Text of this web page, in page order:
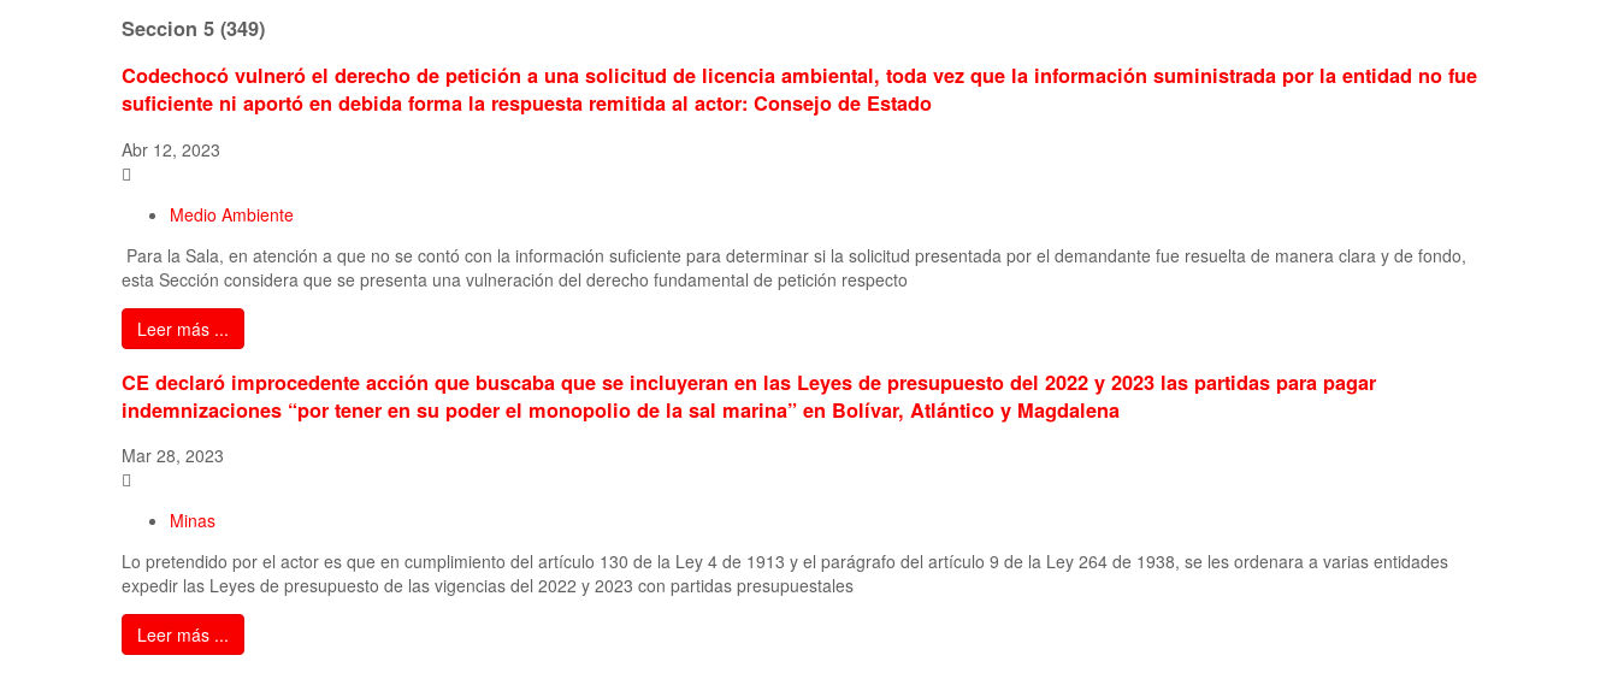
Seccion 5 (349)
Codechocó vulneró el derecho de petición a una solicitud de licencia ambiental, toda vez que la información suministrada por la entidad no fue
suficiente ni aportó en debida forma la respuesta remitida al actor: Consejo de Estado
Abr 12, 2023
Medio Ambiente
Para la Sala, en atención a que no se contó con la información suficiente para determinar si la solicitud presentada por el demandante fue resuelta de manera clara y de fondo,
esta Sección considera que se presenta una vulneración del derecho fundamental de petición respecto
Leer más ...
CE declaró improcedente acción que buscaba que se incluyeran en las Leyes de presupuesto del 2022 y 2023 las partidas para pagar
indemnizaciones “por tener en su poder el monopolio de la sal marina” en Bolívar, Atlántico y Magdalena
Mar 28, 2023
Minas
Lo pretendido por el actor es que en cumplimiento del artículo 130 de la Ley 4 de 1913 y el parágrafo del artículo 9 de la Ley 264 de 1938, se les ordenara a varias entidades
expedir las Leyes de presupuesto de las vigencias del 2022 y 2023 con partidas presupuestales
Leer más ...